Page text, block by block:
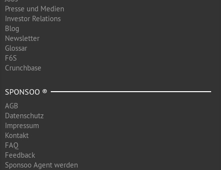
Presse und Medien
Investor Relations
Blog
Newsletter
Glossar
F6S
Crunchbase
SPONSOO ®
AGB
Datenschutz
Impressum
Kontakt
FAQ
Feedback
Sponsoo Agent werden